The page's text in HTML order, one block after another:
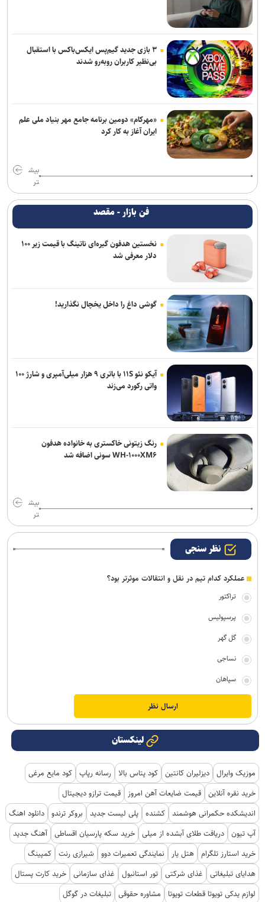
۳ بازی جدید گیم‌پس ایکس‌باکس با استقبال
بی‌نظیر کاربران روبه‌رو شدند
«مهرکام» دومین برنامه جامع مهر بنیاد ملی علم
ایران آغاز به کار کرد
بیش
تر
فن بازار - مقصد
نخستین هدفون گیره‌ای ناتینگ با قیمت زیر ۱۰۰
دلار معرفی شد
گوشی داغ را داخل یخچال نگذارید!
آیکو نئو ۱۱S با باتری ۹ هزار میلی‌آمپری و شارژ ۱۰۰
واتی رکورد می‌زند
رنگ زیتونی خاکستری به خانواده هدفون
WH-۱۰۰۰XM۶ سونی اضافه شد
بیش
تر
نظر سنجی
عملکرد کدام تیم در نقل و انتقالات موثرتر بود؟
تراکتور
پرسپولیس
گل گهر
نساجی
سپاهان
لینکستان
موزیک وایرال دیزلیران کانتین کود پتاس بالا رسانه رپاپ کود مایع مرغی
خرید نقره آنلاین قیمت ضایعات آهن امروز
قیمت ترازو دیجیتال
اندیشکده حکمرانی هوشمند کشنده پلی لیست جدید بروکر ترندو دانلود اهنگ
آپ تیون دریافت طلای آبشده از میلی خرید سکه پارسیان اقساطی آهنگ جدید
خرید استارز تلگرام هتل یار نمایندگی تعمیرات دوو شیرازی رنت کمپینگ
هدایای تبلیغاتی
غذای شرکتی تور استانبول غذای سازمانی خرید کارت پستال
لوازم یدکی تویوتا قطعات تویوتا
مشاوره حقوقی تبلیغات در گوگل